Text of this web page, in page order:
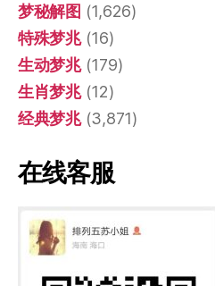
梦秘解图 (1,626)
特殊梦兆(16)
生动梦兆(179)
生肖梦兆(12)
经典梦兆(3,871)
在线客服